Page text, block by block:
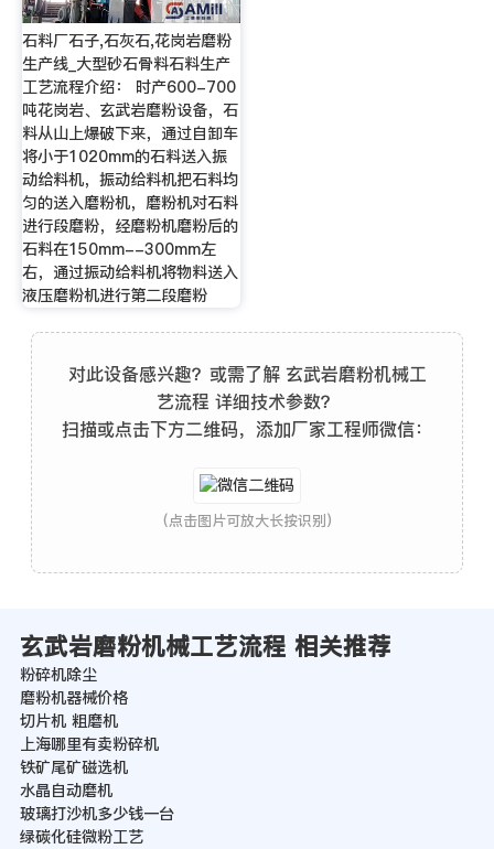
石料厂石子,石灰石,花岗岩磨粉
生产线_大型砂石骨料石料生产
工艺流程介绍： 时产600-700
吨花岗岩、玄武岩磨粉设备，石
料从山上爆破下来，通过自卸车
将小于1020mm的石料送入振
动给料机，振动给料机把石料均
匀的送入磨粉机，磨粉机对石料
进行段磨粉，经磨粉机磨粉后的
石料在150mm--300mm左
右，通过振动给料机将物料送入
液压磨粉机进行第二段磨粉
对此设备感兴趣？或需了解 玄武岩磨粉机械工
艺流程 详细技术参数？
扫描或点击下方二维码，添加厂家工程师微信：
(点击图片可放大长按识别)
玄武岩磨粉机械工艺流程 相关推荐
粉碎机除尘
磨粉机器械价格
切片机 粗磨机
上海哪里有卖粉碎机
铁矿尾矿磁选机
水晶自动磨机
玻璃打沙机多少钱一台
绿碳化硅微粉工艺